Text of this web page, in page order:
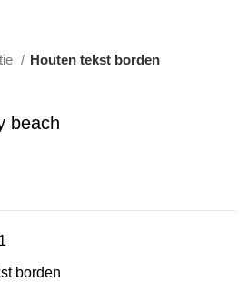
Houten tekst borden
beach
borden